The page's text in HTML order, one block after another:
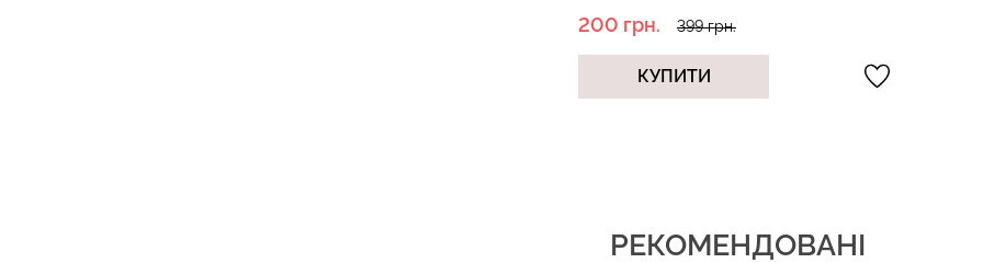
200 грн. 399 грн.
КУПИТИ
РЕКОМЕНДОВАНІ